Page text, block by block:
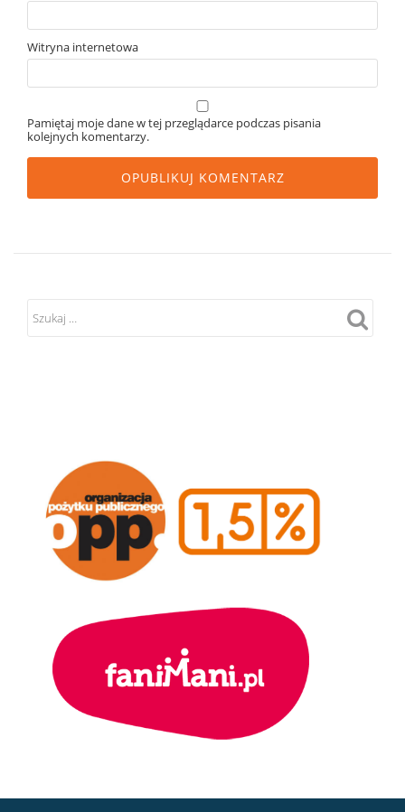
Witryna internetowa
Pamiętaj moje dane w tej przeglądarce podczas pisania
kolejnych komentarzy.